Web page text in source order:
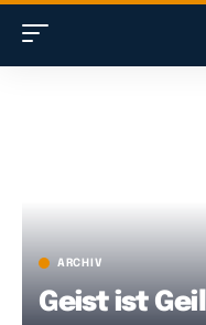
ARCHIV
Geist ist Geil